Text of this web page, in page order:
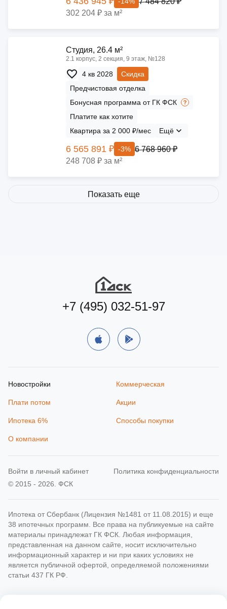
302 204 ₽ за м²
Cтудия, 26.4 м²
2.1 корпус, 2 секция, 9 этаж, №128
4 кв 2028
Скидка
Предчистовая отделка
Бонусная программа от ГК ФСК
Платите как хотите
Квартира за 2 000 ₽/мес
Ещё
6 565 891 ₽ -3% 6 768 960 ₽
248 708 ₽ за м²
Показать еще
+7 (495) 032-51-97
Новостройки Коммерческая
Плати потом Акции
Ипотека 6% Способы покупки
О компании
© 2015 - 2026. ФСК
Политика конфиденциальности
Ипотека от Сбербанк (Лицензия №1481 от 11.08.2015) и еще
38 ипотечных программ. Все права на публикуемые на сайте
материалы принадлежат ГК ФСК. Любая информация,
представленная на данном сайте, носит исключительно
информационный характер и ни при каких условиях не
является публичной офертой, определяемой положениями
статьи 437 ГК РФ.
Войти в личный кабинет